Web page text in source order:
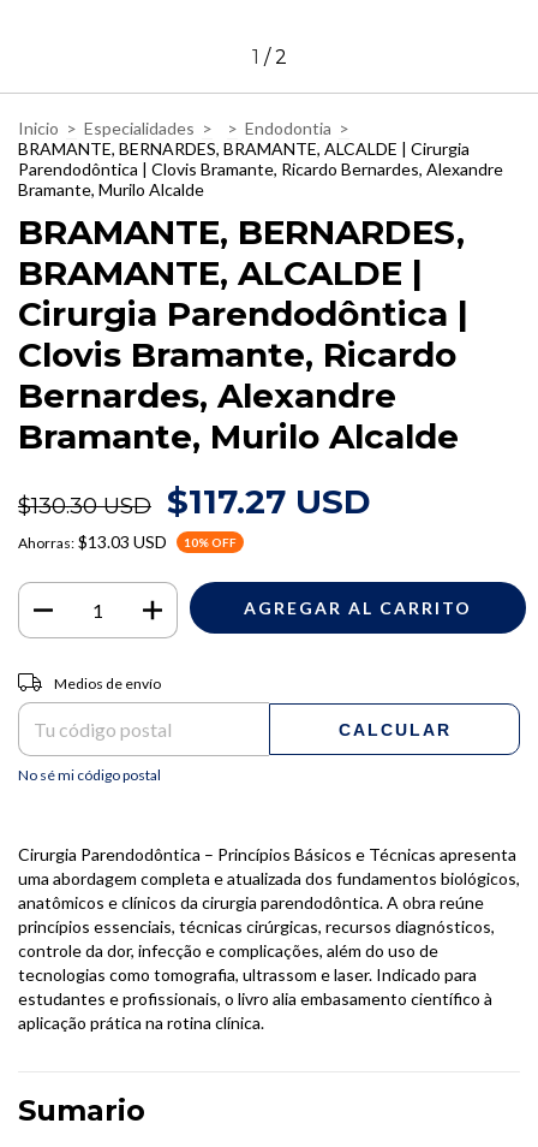
1 /2
Inicio > Especialidades > > Endodontia >
BRAMANTE, BERNARDES, BRAMANTE, ALCALDE | Cirurgia
Parendodôntica | Clovis Bramante, Ricardo Bernardes, Alexandre
Bramante, Murilo Alcalde
BRAMANTE, BERNARDES,
BRAMANTE, ALCALDE |
Cirurgia Parendodôntica |
Clovis Bramante, Ricardo
Bernardes, Alexandre
Bramante, Murilo Alcalde
$130.30 USD $117.27 USD
Ahorras: $13.03 USD 10% OFF
Entregas para el CP:
Medios de envío
CALCULAR
No sé mi código postal
Cirurgia Parendodôntica – Princípios Básicos e Técnicas apresenta
uma abordagem completa e atualizada dos fundamentos biológicos,
anatômicos e clínicos da cirurgia parendodôntica. A obra reúne
princípios essenciais, técnicas cirúrgicas, recursos diagnósticos,
controle da dor, infecção e complicações, além do uso de
tecnologias como tomografia, ultrassom e laser. Indicado para
estudantes e profissionais, o livro alia embasamento científico à
aplicação prática na rotina clínica.
Sumario